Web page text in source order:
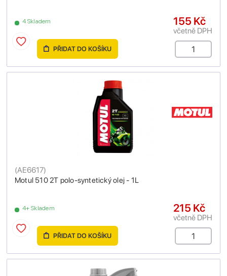
4 Skladem 155 Kč
včetně DPH
PŘIDAT DO KOŠÍKU
Motul 510 2T polo-syntetický olej - 1L
(AE6617)
4+ Skladem 215 Kč
včetně DPH
PŘIDAT DO KOŠÍKU